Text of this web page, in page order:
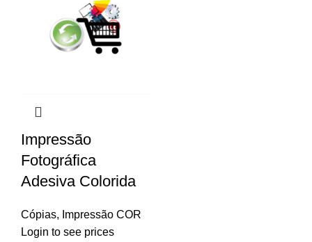
Impressão
Fotográfica
Adesiva Colorida
Cópias, Impressão COR
Login to see prices